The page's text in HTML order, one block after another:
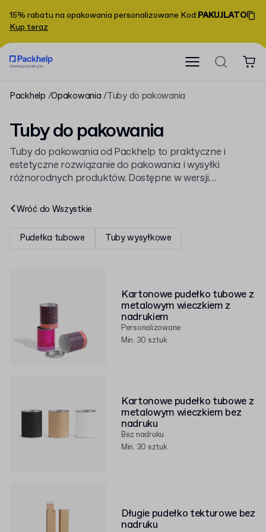
15% rabatu na opakowania personalizowane Kod:PAKUJLATO
Kup teraz
Packhelp Opakowania Tuby do pakowania
Tuby do pakowania
Tuby do pakowania od Packhelp to praktyczne i
estetyczne rozwiązanie do pakowania i wysyłki
różnorodnych produktów. Dostępne w wersji
personalizacji pod względem rozmiaru, wykończenia
oraz nadruku. Możesz zamówić personalizowane tuby
do pakowania z logo swojej firmy lub wybrać
standardowe warianty bez nadruku. W ofercie
Sprawdź ofertę naszegosklepu z opakowaniamii
wybierz odpowiednie opakowania dla Twojego biznesu.
Wróć do Wszystkie
Pudełka tubowe Tuby wysyłkowe
Kartonowe pudełko tubowe z
metalowym wieczkiem z
nadrukiem
Personalizowane
Min. 30 sztuk
Kartonowe pudełko tubowe z
metalowym wieczkiem bez
nadruku
Bez nadruku
Min. 30 sztuk
Długie pudełko tekturowe bez
nadruku